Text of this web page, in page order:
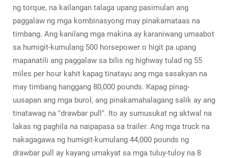
ng torque, na kailangan talaga upang pasimulan ang
paggalaw ng mga kombinasyong may pinakamataas na
timbang. Ang kanilang mga makina ay karaniwang umaabot
sa humigit-kumulang 500 horsepower o higit pa upang
mapanatili ang paggalaw sa bilis ng highway tulad ng 55
miles per hour kahit kapag tinatayu ang mga sasakyan na
may timbang hanggang 80,000 pounds. Kapag pinag-
uusapan ang mga burol, ang pinakamahalagang salik ay ang
tinatawag na "drawbar pull". Ito ay sumusukat ng aktwal na
lakas ng paghila na naipapasa sa trailer. Ang mga truck na
nakagagawa ng humigit-kumulang 44,000 pounds ng
drawbar pull ay kayang umakyat sa mga tuluy-tuloy na 8